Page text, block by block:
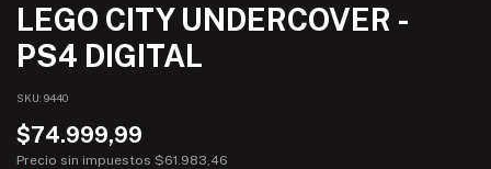
LEGO CITY UNDERCOVER -
PS4 DIGITAL
SKU: 9440
$74.999,99
Precio sin impuestos $61.983,46